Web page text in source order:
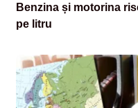
Benzina și motorina
pe litru